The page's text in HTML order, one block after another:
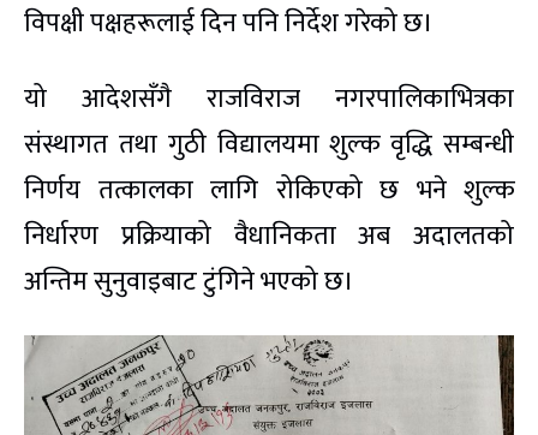
विपक्षी पक्षहरूलाई दिन पनि निर्देश गरेको छ।
यो आदेशसँगै राजविराज नगरपालिकाभित्रका
संस्थागत तथा गुठी विद्यालयमा शुल्क वृद्धि सम्बन्धी
निर्णय तत्कालका लागि रोकिएको छ भने शुल्क
निर्धारण प्रक्रियाको वैधानिकता अब अदालतको
अन्तिम सुनुवाइबाट टुंगिने भएको छ।